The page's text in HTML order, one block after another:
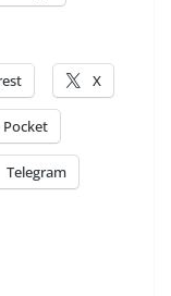
X
Pocket
Telegram